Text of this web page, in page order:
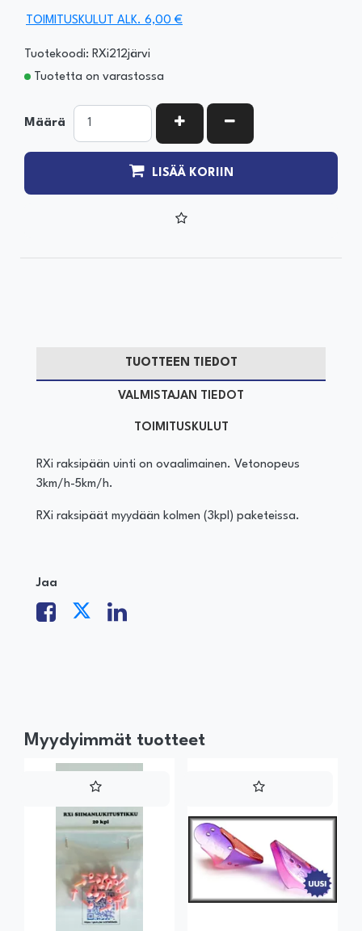
TOIMITUSKULUT ALK. 6,00 €
Tuotekoodi: RXi212järvi
Tuotetta on varastossa
Määrä KASVATA MÄÄRÄÄ
VÄHENNÄ MÄÄRÄÄ
LISÄÄ KORIIN
TUOTTEEN TIEDOT
VALMISTAJAN TIEDOT
TOIMITUSKULUT
RXi raksipään uinti on ovaalimainen. Vetonopeus
3km/h-5km/h.
RXi raksipäät myydään kolmen (3kpl) paketeissa.
Jaa
Myydyimmät tuotteet